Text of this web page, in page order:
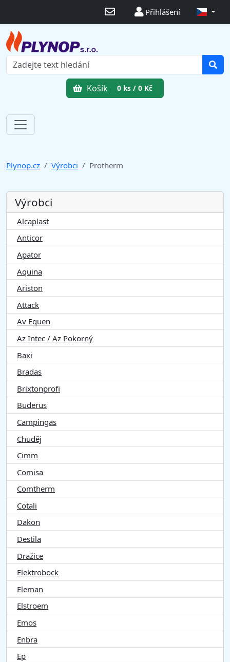
Přihlášení
Košík 0 ks / 0 Kč
Plynop.cz Výrobci Protherm
Výrobci
Alcaplast
Anticor
Apator
Aquina
Ariston
Attack
Av Equen
Az Intec / Az Pokorný
Baxi
Bradas
Brixtonprofi
Buderus
Campingas
Chuděj
Cimm
Comisa
Comtherm
Cotali
Dakon
Destila
Dražice
Elektrobock
Eleman
Elstroem
Emos
Enbra
Ep